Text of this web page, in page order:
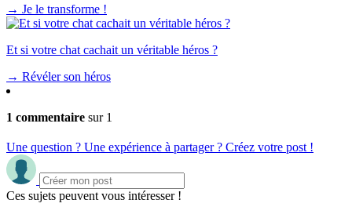
→ Je le transforme !
Et si votre chat cachait un véritable héros ?
→ Révéler son héros
1 commentaire sur 1
Une question ? Une expérience à partager ? Créez votre post !
Ces sujets peuvent vous intéresser !